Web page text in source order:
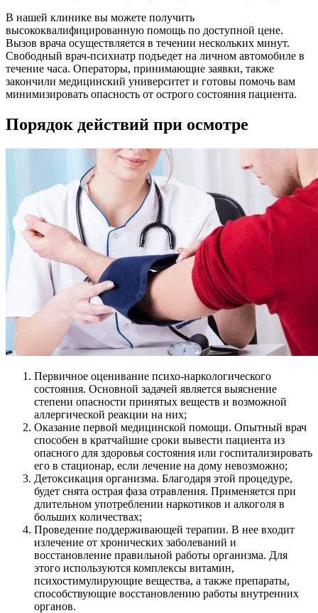
В нашей клинике вы можете получить
высококвалифицированную помощь по доступной цене.
Вызов врача осуществляется в течении нескольких минут.
Свободный врач-психиатр подъедет на личном автомобиле в
течение часа. Операторы, принимающие заявки, также
закончили медицинский университет и готовы помочь вам
минимизировать опасность от острого состояния пациента.
Порядок действий при осмотре
Первичное оценивание психо-наркологического
состояния. Основной задачей является выяснение
степени опасности принятых веществ и возможной
аллергической реакции на них;
Оказание первой медицинской помощи. Опытный врач
способен в кратчайшие сроки вывести пациента из
опасного для здоровья состояния или госпитализировать
его в стационар, если лечение на дому невозможно;
Детоксикация организма. Благодаря этой процедуре,
будет снята острая фаза отравления. Применяется при
длительном употреблении наркотиков и алкоголя в
больших количествах;
Проведение поддерживающей терапии. В нее входит
излечение от хронических заболеваний и
восстановление правильной работы организма. Для
этого используются комплексы витамин,
психостимулирующие вещества, а также препараты,
способствующие восстановлению работы внутренних
органов.